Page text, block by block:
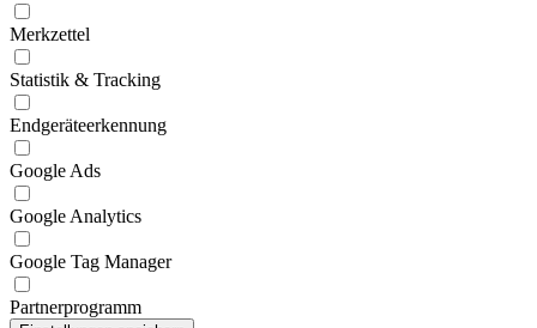
Merkzettel
Statistik & Tracking
Endgeräteerkennung
Google Ads
Google Analytics
Google Tag Manager
Partnerprogramm